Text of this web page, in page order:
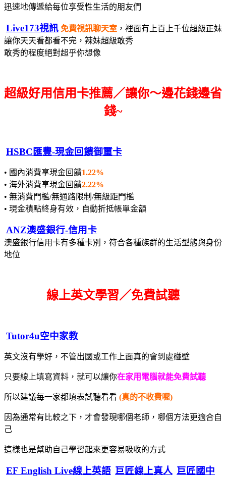
迅速地傳遞給每位享受性生活的朋友們
Live173視訊 免費視訊聊天室 ，裡面有上百上千位超級正妹
讓你天天看都看不完，辣妹超級敢秀
敢秀的程度絕對超乎你想像
超級好用信用卡推薦／讓你～邊花錢邊省
錢~
HSBC匯豐-現金回饋御璽卡
• 國內消費享現金回饋1.22%
• 海外消費享現金回饋2.22%
• 無消費門檻/無通路限制/無級距門檻
• 現金積點終身有效，自動折抵帳單金額
ANZ澳盛銀行-信用卡
澳盛銀行信用卡有多種卡別，符合各種族群的生活型態與身份
地位
線上英文學習／免費試聽
Tutor4u空中家教
英文沒有學好，不管出國或工作上面真的會到處碰壁
只要線上填寫資料，就可以讓你在家用電腦就能免費試聽
所以建議每一家都填表試聽看看 (真的不收費喔)
因為通常有比較之下，才會發現哪個老師，哪個方法更適合自
己
這樣也是幫助自己學習起來更容易吸收的方式
EF English Live線上英語 巨匠線上真人 巨匠國中